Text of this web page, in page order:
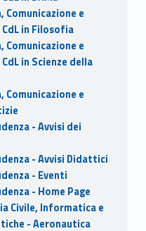
e
in Filosofia
e
in Scienze della
e
- Avvisi dei
- Avvisi Didattici
- Eventi
- Home Page
Civile, Informatica e
- Aeronautica